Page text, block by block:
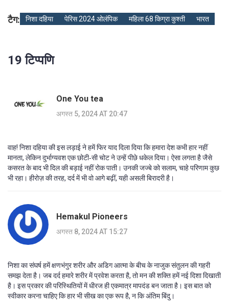
टैग: निशा दहिया पेरिस 2024 ओलंपिक महिला 68 किग्रा कुश्ती भारत
19 टिप्पणि
One You tea
अगस्त 5, 2024 AT 20:47
वाह! निशा दहिया की इस लड़ाई ने हमें फिर याद दिला दिया कि हमारा देश कभी हार नहीं
मानता, लेकिन दुर्भाग्यवश एक छोटी‑सी चोट ने उन्हें पीछे धकेल दिया। ऐसा लगता है जैसे
कसरत के बाद भी दिल की बड़ाई नहीं रोक पाती। उनकी जज्बे को सलाम, चाहे परिणाम कुछ
भी रहा। हीरोज़ की तरह, दर्द में भी वो आगे बढ़ीं, यही असली बिरादरी है।
Hemakul Pioneers
अगस्त 8, 2024 AT 15:27
निशा का संघर्ष हमें क्षणभंगुर शरीर और अडिग आत्मा के बीच के नाजुक संतुलन की गहरी
समझ देता है। जब दर्द हमारे शरीर में प्रवेश करता है, तो मन की शक्ति हमें नई दिशा दिखाती
है। इस प्रकार की परिस्थितियों में धीरज ही एकमात्र मापदंड बन जाता है। इस बात को
स्वीकार करना चाहिए कि हार भी सीख का एक रूप है, न कि अंतिम बिंदु।